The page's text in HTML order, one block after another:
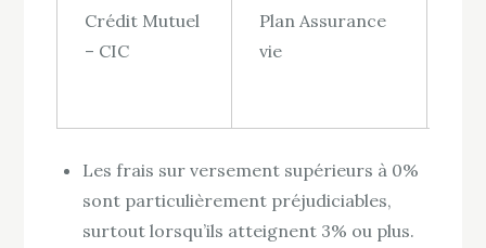
Crédit Mutuel
– CIC
Plan Assurance
vie
Les frais sur versement supérieurs à 0%
sont particulièrement préjudiciables,
surtout lorsqu’ils atteignent 3% ou plus.